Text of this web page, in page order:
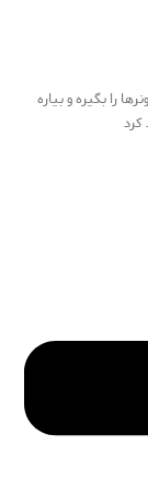
را بگیره و بیاره
کرد